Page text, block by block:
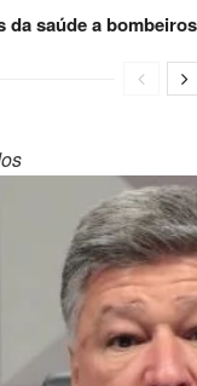
da saúde a